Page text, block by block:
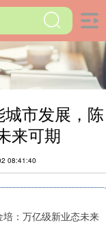
市发展，陈
来可期​
08:41:40